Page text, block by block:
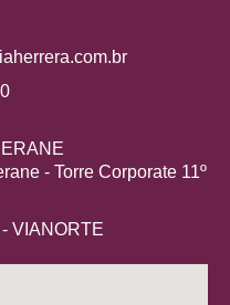
- Torre Corporate 11º
VIANORTE